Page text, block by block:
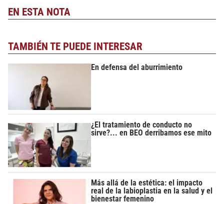
EN ESTA NOTA
TAMBIÉN TE PUEDE INTERESAR
En defensa del aburrimiento
¿El tratamiento de conducto no
sirve?... en BEO derribamos ese mito
Más allá de la estética: el impacto
real de la labioplastia en la salud y el
bienestar femenino